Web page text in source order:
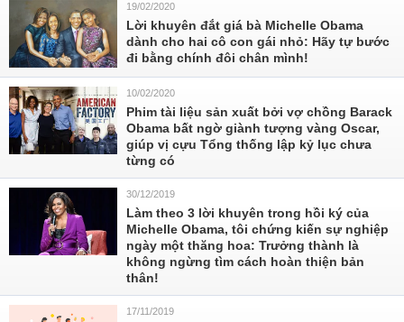
19/02/2020
Lời khuyên đắt giá bà Michelle Obama
dành cho hai cô con gái nhỏ: Hãy tự bước
đi bằng chính đôi chân mình!
10/02/2020
Phim tài liệu sản xuất bởi vợ chồng Barack
Obama bất ngờ giành tượng vàng Oscar,
giúp vị cựu Tổng thống lập kỷ lục chưa
từng có
30/12/2019
Làm theo 3 lời khuyên trong hồi ký của
Michelle Obama, tôi chứng kiến sự nghiệp
ngày một thăng hoa: Trưởng thành là
không ngừng tìm cách hoàn thiện bản
thân!
17/11/2019